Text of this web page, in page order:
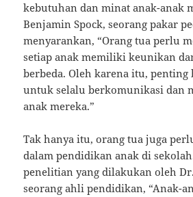
kebutuhan dan minat anak-anak
Benjamin Spock, seorang pakar
menyarankan, “Orang tua perlu
setiap anak memiliki keunikan
berbeda. Oleh karena itu, penting
untuk selalu berkomunikasi dan
anak mereka.”
Tak hanya itu, orang tua juga
dalam pendidikan anak di
penelitian yang dilakukan oleh Dr.
seorang ahli pendidikan, “Anak-